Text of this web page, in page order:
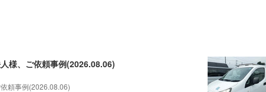
様、ご依頼事例(2026.08.06)
頼事例(2026.08.06)